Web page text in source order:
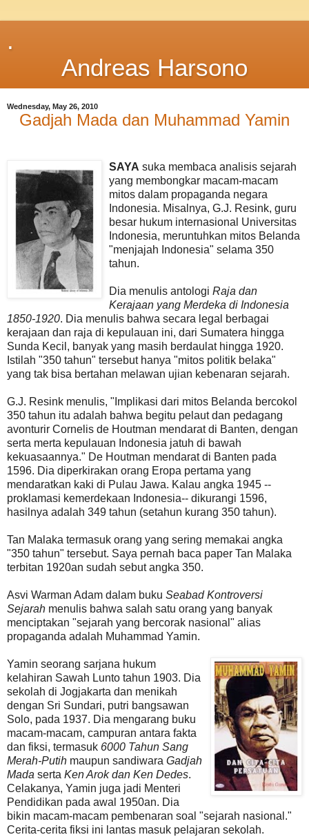
.
Andreas Harsono
Wednesday, May 26, 2010
Gadjah Mada dan Muhammad Yamin
SAYA suka membaca analisis sejarah
yang membongkar macam-macam
mitos dalam propaganda negara
Indonesia. Misalnya, G.J. Resink, guru
besar hukum internasional Universitas
Indonesia, meruntuhkan mitos Belanda
"menjajah Indonesia" selama 350
tahun.
Dia menulis antologi Raja dan
Kerajaan yang Merdeka di Indonesia
1850-1920. Dia menulis bahwa secara legal berbagai
kerajaan dan raja di kepulauan ini, dari Sumatera hingga
Sunda Kecil, banyak yang masih berdaulat hingga 1920.
Istilah "350 tahun" tersebut hanya "mitos politik belaka"
yang tak bisa bertahan melawan ujian kebenaran sejarah.
G.J. Resink menulis, "Implikasi dari mitos Belanda bercokol
350 tahun itu adalah bahwa begitu pelaut dan pedagang
avonturir Cornelis de Houtman mendarat di Banten, dengan
serta merta kepulauan Indonesia jatuh di bawah
kekuasaannya." De Houtman mendarat di Banten pada
1596. Dia diperkirakan orang Eropa pertama yang
mendaratkan kaki di Pulau Jawa. Kalau angka 1945 --
proklamasi kemerdekaan Indonesia-- dikurangi 1596,
hasilnya adalah 349 tahun (setahun kurang 350 tahun).
Tan Malaka termasuk orang yang sering memakai angka
"350 tahun" tersebut. Saya pernah baca paper Tan Malaka
terbitan 1920an sudah sebut angka 350.
Asvi Warman Adam dalam buku Seabad Kontroversi
Sejarah menulis bahwa salah satu orang yang banyak
menciptakan "sejarah yang bercorak nasional" alias
propaganda adalah Muhammad Yamin.
Yamin seorang sarjana hukum
kelahiran Sawah Lunto tahun 1903. Dia
sekolah di Jogjakarta dan menikah
dengan Sri Sundari, putri bangsawan
Solo, pada 1937. Dia mengarang buku
macam-macam, campuran antara fakta
dan fiksi, termasuk 6000 Tahun Sang
Merah-Putih maupun sandiwara Gadjah
Mada serta Ken Arok dan Ken Dedes.
Celakanya, Yamin juga jadi Menteri
Pendidikan pada awal 1950an. Dia
bikin macam-macam pembenaran soal "sejarah nasional."
Cerita-cerita fiksi ini lantas masuk pelajaran sekolah.